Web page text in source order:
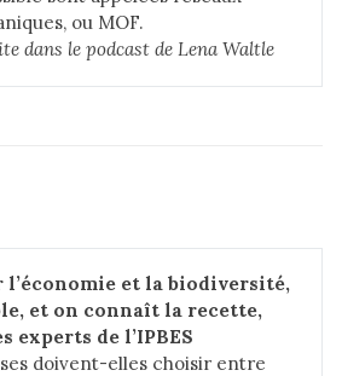
ou MOF.
dans le podcast de Lena Waltle
et la biodiversité,
et on connaît la recette,
experts de l’IPBES
doivent-elles choisir entre